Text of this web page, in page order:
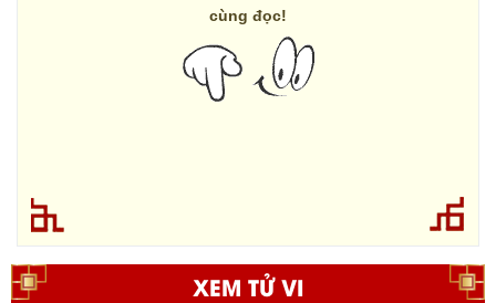
cùng đọc!
XEM TỬ VI